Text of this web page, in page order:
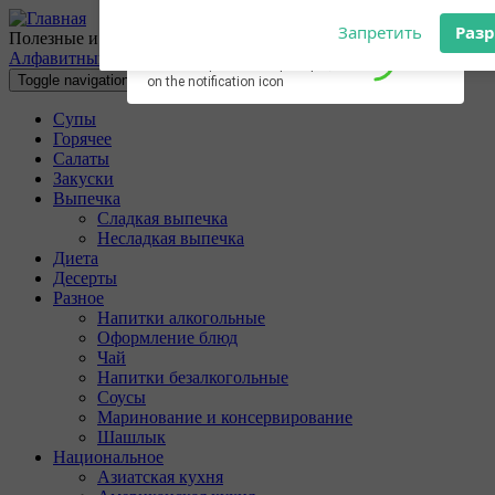
Разрешите сайту 10povarov.ru
отправлять вам уведомления на
рабочий стол
on the notification icon
Перейти к основному содержанию
Полезные и очень вкусные кулинарные рецепты с
Алфавитный указатель
Toggle navigation
Супы
Горячее
Салаты
Закуски
Выпечка
Сладкая выпечка
Несладкая выпечка
Диета
Десерты
Разное
Напитки алкогольные
Оформление блюд
Чай
Напитки безалкогольные
Соусы
Маринование и консервирование
Шашлык
Национальное
Азиатская кухня